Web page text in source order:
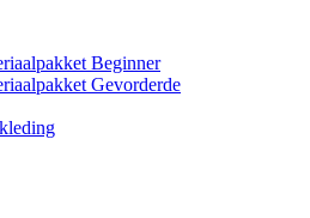
Beginner
Gevorderde